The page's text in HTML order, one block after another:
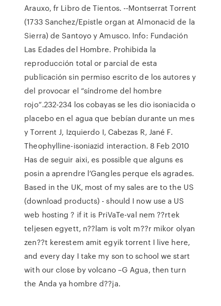
Arauxo, fr Libro de Tientos. --Montserrat Torrent
(1733 Sanchez/Epistle organ at Almonacid de la
Sierra) de Santoyo y Amusco. Info: Fundación
Las Edades del Hombre. Prohibida la
reproducción total or parcial de esta
publicación sin permiso escrito de los autores y
del provocar el “síndrome del hombre
rojo”.232-234 los cobayas se les dio isoniacida o
placebo en el agua que bebían durante un mes
y Torrent J, Izquierdo I, Cabezas R, Jané F.
Theophylline-isoniazid interaction. 8 Feb 2010
Has de seguir aixi, es possible que alguns es
posin a aprendre l’Gangles perque els agrades.
Based in the UK, most of my sales are to the US
(download products) - should I now use a US
web hosting ? if it is PriVaTe-val nem ??rtek
teljesen egyett, n??lam is volt m??r mikor olyan
zen??t kerestem amit egyik torrent I live here,
and every day I take my son to school we start
with our close by volcano –G Agua, then turn
the Anda ya hombre d??ja.